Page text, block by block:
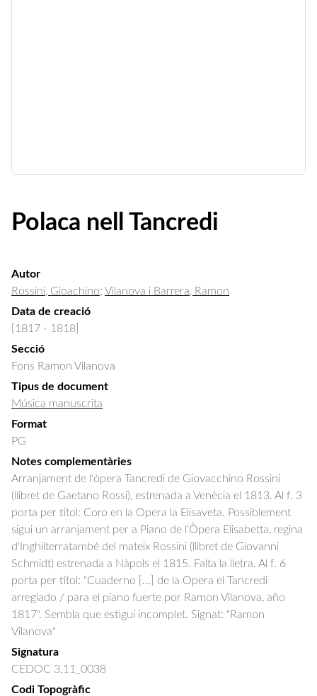
Polaca nell Tancredi
Autor
Rossini, Gioachino; Vilanova i Barrera, Ramon
Data de creació
[1817 - 1818]
Secció
Fons Ramon Vilanova
Tipus de document
Música manuscrita
Format
PG
Notes complementàries
Arranjament de l'òpera Tancredi de Giovacchino Rossini
(llibret de Gaetano Rossi), estrenada a Venècia el 1813. Al f. 3
porta per títol: Coro en la Opera la Elisaveta. Possiblement
sigui un arranjament per a Piano de l'Òpera Elisabetta, regina
d'Inghilterratambé del mateix Rossini (llibret de Giovanni
Schmidt) estrenada a Nàpols el 1815. Falta la lletra. Al f. 6
porta per títol: "Cuaderno [...] de la Opera el Tancredi
arreglado / para el piano fuerte por Ramon Vilanova, año
1817". Sembla que estigui incomplet. Signat: "Ramon
Vilanova"
Signatura
CEDOC 3.11_0038
Codi Topogràfic